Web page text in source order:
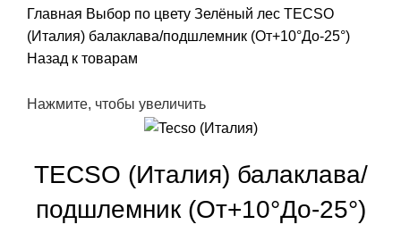
Главная Выбор по цвету Зелёный лес TECSO
(Италия) балаклава/подшлемник (От+10°До-25°)
Назад к товарам
Нажмите, чтобы увеличить
TECSO (Италия) балаклава/
подшлемник (От+10°До-25°)